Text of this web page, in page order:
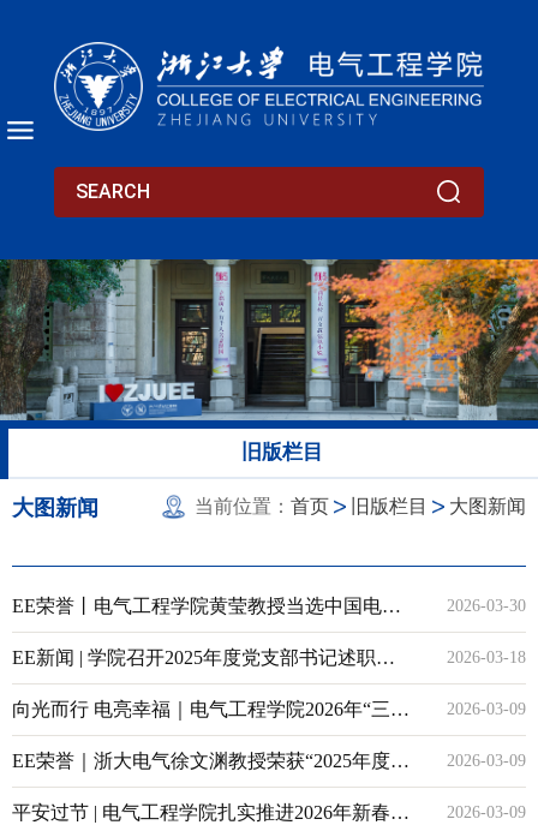
旧版栏目
当前位置： 首页 旧版栏目 大图新闻
大图新闻
EE荣誉丨电气工程学院黄莹教授当选中国电机
工程学会会士
2026-03-30
EE新闻 | 学院召开2025年度党支部书记述职评
议会暨党支部书记工作例会
2026-03-18
向光而行 电亮幸福｜电气工程学院2026年“三
八”国际妇女节悦享沙龙举行
2026-03-09
EE荣誉｜浙大电气徐文渊教授荣获“2025年度全
国三八红旗手”称号
2026-03-09
平安过节 | 电气工程学院扎实推进2026年新春安 2026-03-09